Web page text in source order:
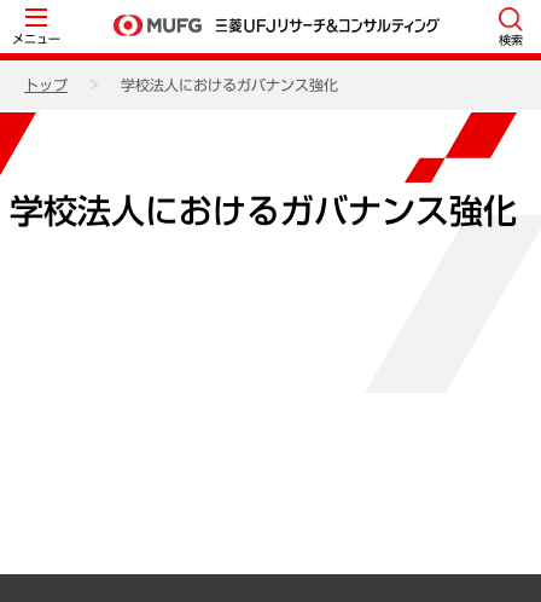
メニュー 検索
トップ 学校法人におけるガバナンス強化
学校法人におけるガバナンス強化